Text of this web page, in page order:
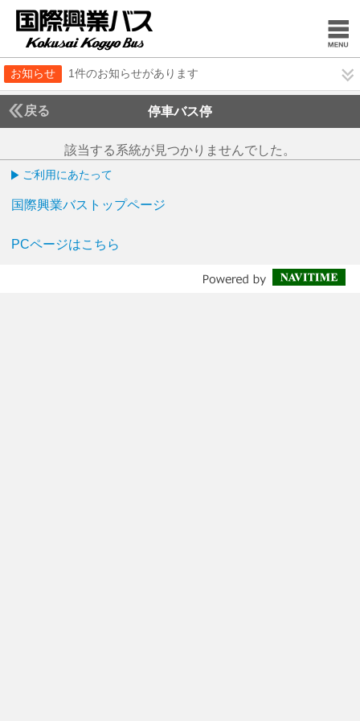
お知らせ 1件のお知らせがあります
戻る 停車バス停
該当する系統が見つかりませんでした。
ご利用にあたって
国際興業バストップページ
PCページはこちら